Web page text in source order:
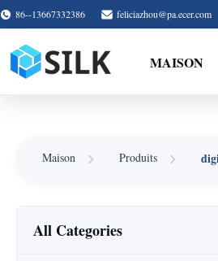
86--13667332386 feliciazhou@pa.ecer.com
MAISON
Maison Produits
All Categories